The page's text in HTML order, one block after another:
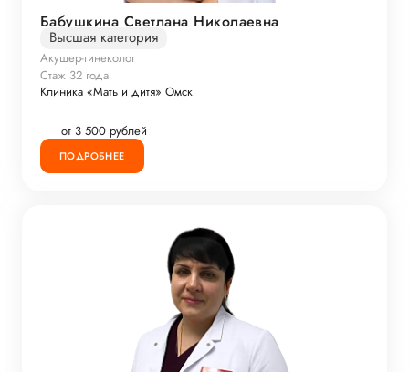
Бабушкина Светлана Николаевна
Высшая категория
Акушер-гинеколог
Стаж 32 года
Клиника «Мать и дитя» Омск
от 3 500 рублей
ПОДРОБНЕЕ